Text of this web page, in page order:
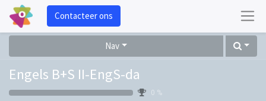
Contacteer ons
Nav
Engels B+S II-EngS-da
0 %